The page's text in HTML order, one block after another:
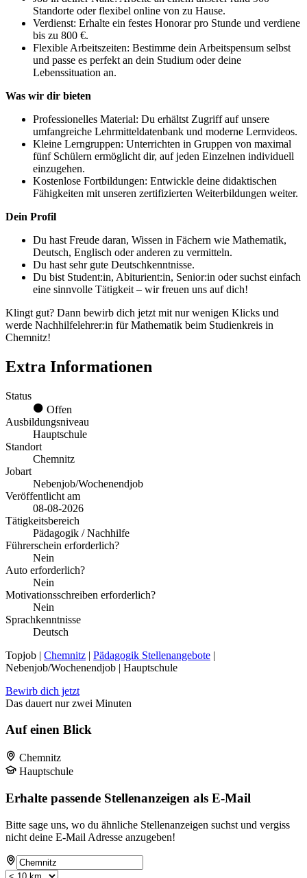
Standorte oder flexibel online von zu Hause.
Verdienst: Erhalte ein festes Honorar pro Stunde und verdiene
bis zu 800 €.
Flexible Arbeitszeiten: Bestimme dein Arbeitspensum selbst
und passe es perfekt an dein Studium oder deine
Lebenssituation an.
Was wir dir bieten
Professionelles Material: Du erhältst Zugriff auf unsere
umfangreiche Lehrmitteldatenbank und moderne Lernvideos.
Kleine Lerngruppen: Unterrichten in Gruppen von maximal
fünf Schülern ermöglicht dir, auf jeden Einzelnen individuell
einzugehen.
Kostenlose Fortbildungen: Entwickle deine didaktischen
Fähigkeiten mit unseren zertifizierten Weiterbildungen weiter.
Dein Profil
Du hast Freude daran, Wissen in Fächern wie Mathematik,
Deutsch, Englisch oder anderen zu vermitteln.
Du hast sehr gute Deutschkenntnisse.
Du bist Student:in, Abiturient:in, Senior:in oder suchst einfach
eine sinnvolle Tätigkeit – wir freuen uns auf dich!
Klingt gut? Dann bewirb dich jetzt mit nur wenigen Klicks und
werde Nachhilfelehrer:in für Mathematik beim Studienkreis in
Chemnitz!
Extra Informationen
Status
Offen
Ausbildungsniveau
Hauptschule
Standort
Chemnitz
Jobart
Nebenjob/Wochenendjob
Veröffentlicht am
08-08-2026
Tätigkeitsbereich
Pädagogik / Nachhilfe
Führerschein erforderlich?
Nein
Auto erforderlich?
Nein
Motivationsschreiben erforderlich?
Nein
Sprachkenntnisse
Deutsch
Topjob | Chemnitz | Pädagogik Stellenangebote |
Nebenjob/Wochenendjob | Hauptschule
Bewirb dich jetzt
Das dauert nur zwei Minuten
Auf einen Blick
Chemnitz
Hauptschule
Erhalte passende Stellenanzeigen als E-Mail
Bitte sage uns, wo du ähnliche Stellenanzeigen suchst und vergiss
nicht deine E-Mail Adresse anzugeben!